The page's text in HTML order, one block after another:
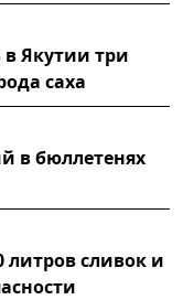
в Якутии три
саха
в бюллетенях
литров сливок и